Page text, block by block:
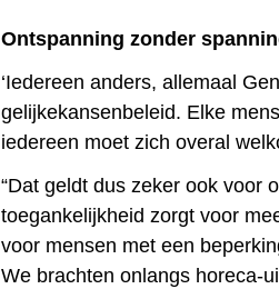
Ontspanning zonder
‘Iedereen anders, allemaal
gelijkekansenbeleid. Elke
iedereen moet zich overal
“Dat geldt dus zeker ook voor
toegankelijkheid zorgt voor
voor mensen met een
We brachten onlangs horeca-